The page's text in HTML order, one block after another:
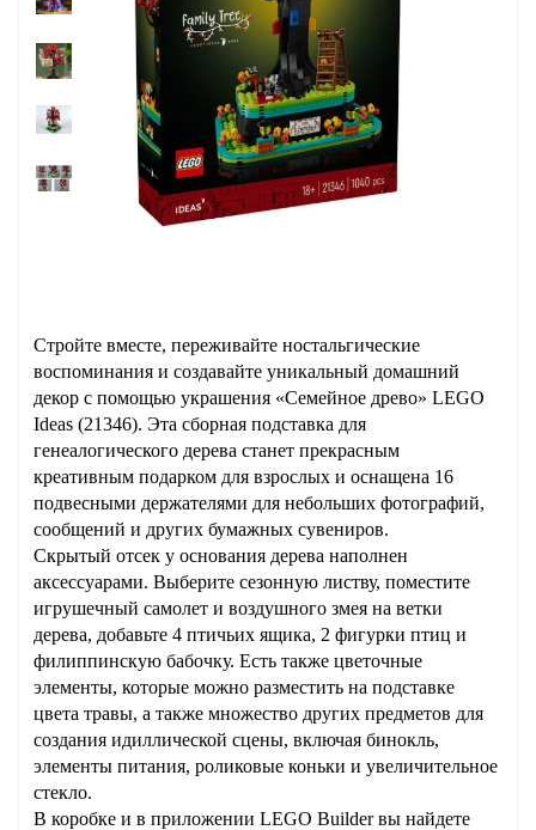
Стройте вместе, переживайте ностальгические
воспоминания и создавайте уникальный домашний
декор с помощью украшения «Семейное древо» LEGO
Ideas (21346). Эта сборная подставка для
генеалогического дерева станет прекрасным
креативным подарком для взрослых и оснащена 16
подвесными держателями для небольших фотографий,
сообщений и других бумажных сувениров.
Скрытый отсек у основания дерева наполнен
аксессуарами. Выберите сезонную листву, поместите
игрушечный самолет и воздушного змея на ветки
дерева, добавьте 4 птичьих ящика, 2 фигурки птиц и
филиппинскую бабочку. Есть также цветочные
элементы, которые можно разместить на подставке
цвета травы, а также множество других предметов для
создания идиллической сцены, включая бинокль,
элементы питания, роликовые коньки и увеличительное
стекло.
В коробке и в приложении LEGO Builder вы найдете